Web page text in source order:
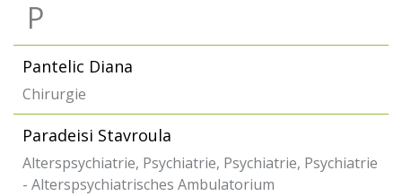
P
Pantelic Diana
Chirurgie
Paradeisi Stavroula
Alterspsychiatrie, Psychiatrie, Psychiatrie, Psychiatrie
- Alterspsychiatrisches Ambulatorium